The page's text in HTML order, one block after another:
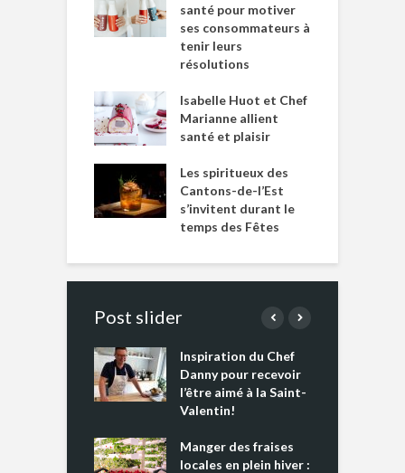
santé pour motiver
ses consommateurs à
tenir leurs
résolutions
Isabelle Huot et Chef
Marianne allient
santé et plaisir
Les spiritueux des
Cantons-de-l’Est
s’invitent durant le
temps des Fêtes
Post slider
Inspiration du Chef
Danny pour recevoir
l’être aimé à la Saint-
Valentin!
Manger des fraises
locales en plein hiver :